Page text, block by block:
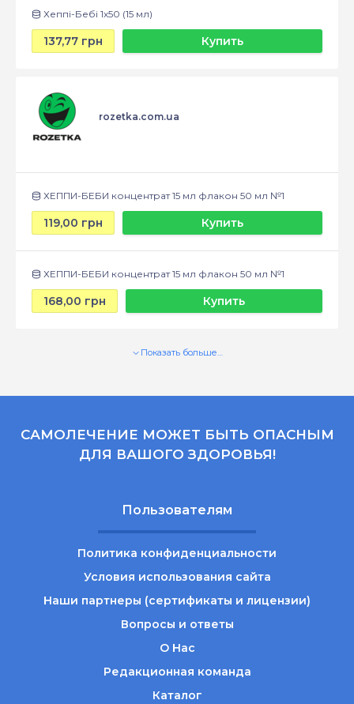
Хеппі-Бебі 1х50 (15 мл)
137,77 грн Купить
rozetka.com.ua
ХЕППИ-БЕБИ концентрат 15 мл флакон 50 мл №1
119,00 грн Купить
ХЕППИ-БЕБИ концентрат 15 мл флакон 50 мл №1
168,00 грн Купить
Показать больше…
САМОЛЕЧЕНИЕ МОЖЕТ БЫТЬ ОПАСНЫМ
ДЛЯ ВАШОГО ЗДОРОВЬЯ!
Пользователям
Политика конфиденциальности
Условия использования сайта
Наши партнеры (сертификаты и лицензии)
Вопросы и ответы
О Нас
Редакционная команда
Каталог